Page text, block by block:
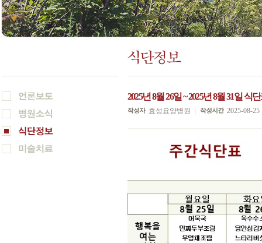
2025년 8월 26일 ~ 2025년 8월 31일 식
효성요양병원 2025-08-25